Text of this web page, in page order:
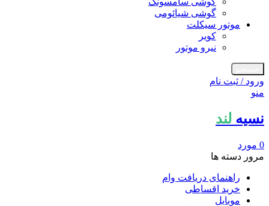
گوشی شیائومی
موتور سیکلت
کویر
نیرو موتور
ورود / ثبت نام
منو
نسیه لند
0 مورد
مرور دسته ها
راهنمای دریافت وام
خرید اقساطی
موبایل